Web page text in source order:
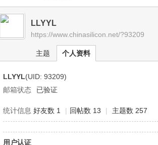
› ›
LLYYL
https://www.chinasilicon.net/?93209
主题 个人资料
LLYYL(UID: 93209)
邮箱状态
已验证
统计信息 好友数 1 | 回帖数 13 | 主题数 257
用户认证